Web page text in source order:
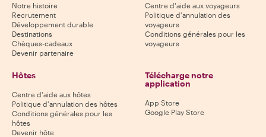
Notre histoire
Recrutement
Développement durable
Destinations
Chèques-cadeaux
Devenir partenaire
Centre d'aide aux voyageurs
Politique d'annulation des
voyageurs
Conditions générales pour les
voyageurs
Hôtes
Centre d'aide aux hôtes
Politique d'annulation des hôtes
Conditions générales pour les
hôtes
Devenir hôte
Télécharge notre
application
App Store
Google Play Store